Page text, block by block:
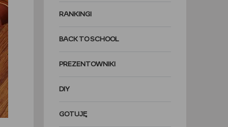
RANKINGI
BACK TO SCHOOL
PREZENTOWNIKI
DIY
GOTUJĘ